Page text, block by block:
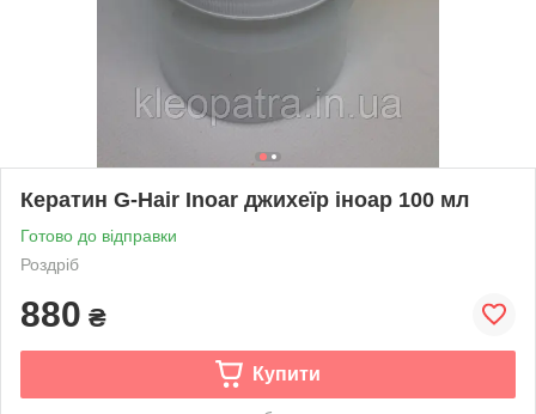
Кератин G-Hair Inoar джихеїр іноар 100 мл
Готово до відправки
Роздріб
880 ₴
Купити